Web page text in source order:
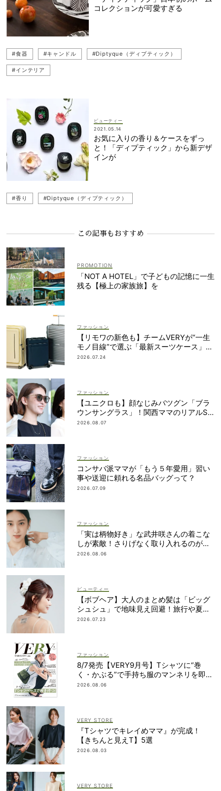
コレクションが可愛すぎる
#食器 #キャンドル #Diptyque（ディプティック）
#インテリア
ビューティー
2021.05.14
お気に入りの香り＆ケースをずっ
と！「ディプティック」から新デザ
インが
#香り #Diptyque（ディプティック）
この記事もおすすめ
「NOT A HOTEL」で子どもの記憶に一生
残る【極上の家族旅】を
ファッション
【リモワの新色も】チームVERYが“一生
モノ目線”で選ぶ「最新スーツケース」5
選！
2026.07.24
ファッション
【ユニクロも】顔なじみバツグン「ブラ
ウンサングラス」！関西ママのリアルSN
AP5選
2026.08.07
ファッション
コンサバ派ママが「もう５年愛用」習い
事や送迎に頼れる名品バッグって？
2026.07.09
ファッション
「実は柄物好き」な武井咲さんの着こな
しが素敵！さりげなく取り入れるのが気
分
2026.08.06
ビューティー
【ボブヘア】大人のまとめ髪は「ビッグ
シュシュ」で地味見え回避！旅行や夏祭
りにも
2026.07.23
ファッション
8/7発売【VERY9月号】Tシャツに“巻
く・かぶる”で手持ち服のマンネリを即解
決！
2026.08.06
VERY STORE
『Tシャツでキレイめママ』が完成！
【きちんと見えT】5選
2026.08.03
VERY STORE